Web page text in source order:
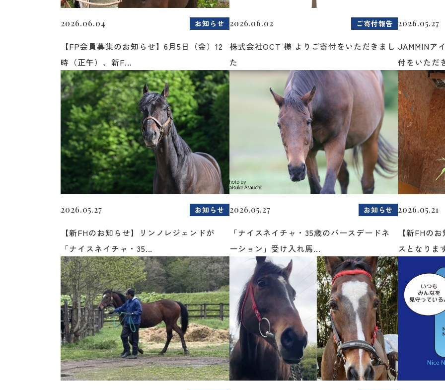
2026.06.04 お知らせ
【FP会員募集のお知らせ】6月5日（金）12
時（正午）、新F...
2026.06.02 ご寄付報告
株式会社OCT 様 よりご寄付をいただきまし
た
2026.05.27
JAMMINア
付をいただ
2026.05.27 お知らせ
【新FHのお知らせ】リンノレジェンドが
「ナイスネイチャ・35...
2026.05.27 お知らせ
「ナイスネイチャ・35歳のバースデードネ
ーション」受け入れ馬...
2026.05.21
【新FHの
スとなりま